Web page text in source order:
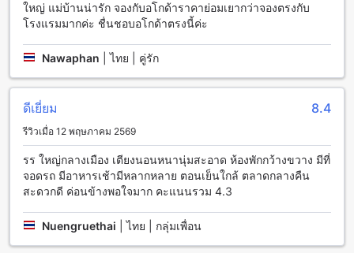
ฟรีให้คุณสามารถรับประทานและสัมผัสความสดชื่นได้อย่าง
สบายใจ
สะดวกสบายที่โรงแรมเรือรัษฎา
โรงแรมเรือรัษฎา ตรัง, ไทย มีสิ่งอำนวยความสะดวกที่ทำให้คุณ
รู้สึกสบายใจและประทับใจได้อย่างแน่นอน ที่นี่คุณสามารถใช้
บริการซักรีดผ้าและบริการห้องพักได้ตลอด 24 ชั่วโมง นอกจากนี้
ยังมีตู้เซฟเพื่อรักษาความปลอดภัย และบริการพนักงานต้อนรับที่
ให้ความช่วยเหลือทุกครั้งที่คุณต้องการ อีกทั้งยังมีอินเทอร์เน็ตไร้
สายในพื้นที่สาธารณะและอินเทอร์เน็ตไร้สายฟรีในทุกห้อง
นอกจากนี้ยังมีบริการเก็บสัมภาระและร้านสะดวกซื้อภายใน
สิ่งอำนวยความสะดวกในการเดินทางที่โรงแรมเรือรัษฎา
ใหญ่ แม่บ้านน่ารัก จองกับอโกด้าราคาย่อมเยากว่าจองตรงกับ
โรงแรมมากค่ะ ชื่นชอบอโกด้าตรงนี้ค่ะ
Nawaphan |ไทย | คู่รัก
ดีเยี่ยม 8.4
รีวิวเมื่อ 12 พฤษภาคม 2569
รร ใหญ่กลางเมือง เตียงนอนหนานุ่มสะอาด ห้องพักกว้างขวาง มีที่
จอดรถ มีอาหารเช้ามีหลากหลาย ตอนเย็นใกล้ ตลาดกลางคืน
สะดวกดี ค่อนข้างพอใจมาก คะแนนรวม 4.3
Nuengruethai |ไทย | กลุ่มเพื่อน